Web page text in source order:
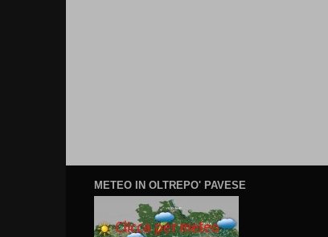
METEO IN OLTREPO' PAVESE